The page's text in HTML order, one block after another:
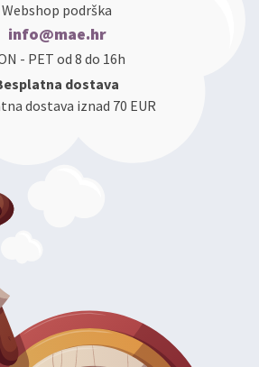
Webshop podrška
info@mae.hr
- PET od 8 do 16h
dostava
dostava iznad 70 EUR